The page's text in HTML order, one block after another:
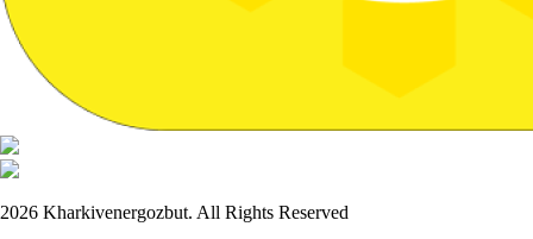
2026 Kharkivenergozbut. All Rights Reserved